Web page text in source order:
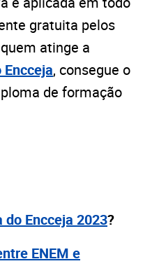
gratuita pelos
atinge a
, consegue o
de formação
do Encceja 2023?
ENEM e